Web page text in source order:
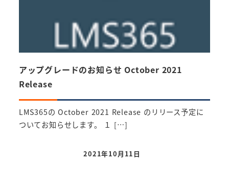
アップグレードのお知らせ October 2021
Release
LMS365の October 2021 Release のリリース予定に
ついてお知らせします。 １ […]
投稿日
2021年10月11日